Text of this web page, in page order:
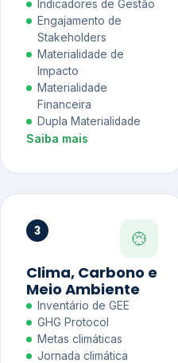
Indicadores de Gestão
Engajamento de
Stakeholders
Materialidade de
Impacto
Materialidade
Financeira
Dupla Materialidade
Saiba mais
3
Clima, Carbono e
Meio Ambiente
Inventário de GEE
GHG Protocol
Metas climáticas
Jornada climática